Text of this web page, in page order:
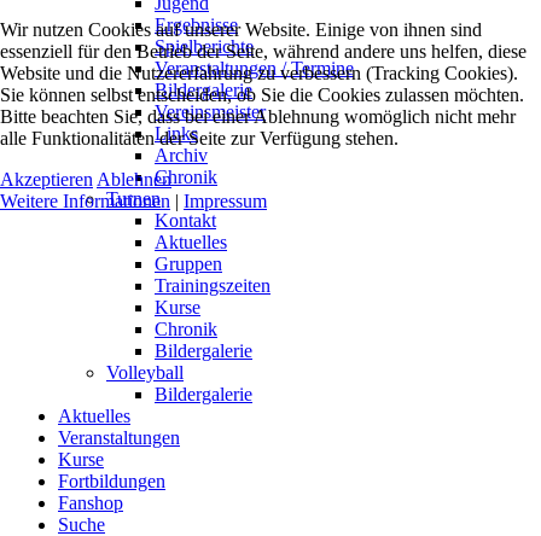
Ergebnisse
Spielberichte
Veranstaltungen / Termine
Bildergalerie
Vereinsmeister
Links
Archiv
Chronik
Turnen
Kontakt
Aktuelles
Gruppen
Trainingszeiten
Kurse
Chronik
Bildergalerie
Volleyball
Bildergalerie
Aktuelles
Veranstaltungen
Kurse
Fortbildungen
Fanshop
Suche
Wir nutzen Cookies auf unserer Website. Einige von ihnen sind
essenziell für den Betrieb der Seite, während andere uns helfen, diese
Website und die Nutzererfahrung zu verbessern (Tracking Cookies).
Sie können selbst entscheiden, ob Sie die Cookies zulassen möchten.
Bitte beachten Sie, dass bei einer Ablehnung womöglich nicht mehr
alle Funktionalitäten der Seite zur Verfügung stehen.
Akzeptieren Ablehnen
Weitere Informationen | Impressum